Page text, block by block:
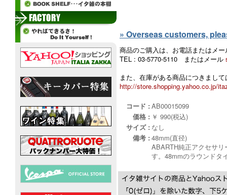
» Overseas customers,
商品のご購入は、お電話またはメ
TEL : 03-5770-5110 またはメール
また、在庫がある商品につきまし
http://store.shopping.yahoo.co.jp/
コード : AB00015099
価格 : ￥ 990(税込)
サイズ : なし
備考 : 48mm(直径)
ABARTH純正アクセサ
す。48mmのラウンドタ